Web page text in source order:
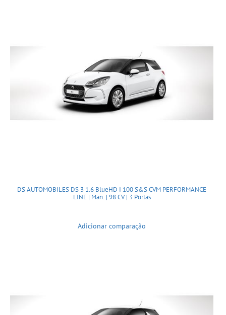
DS AUTOMOBILES DS 3 1.6 BlueHD I 100 S&S CVM PERFORMANCE
LINE | Man. | 98 CV | 3 Portas
Adicionar comparação